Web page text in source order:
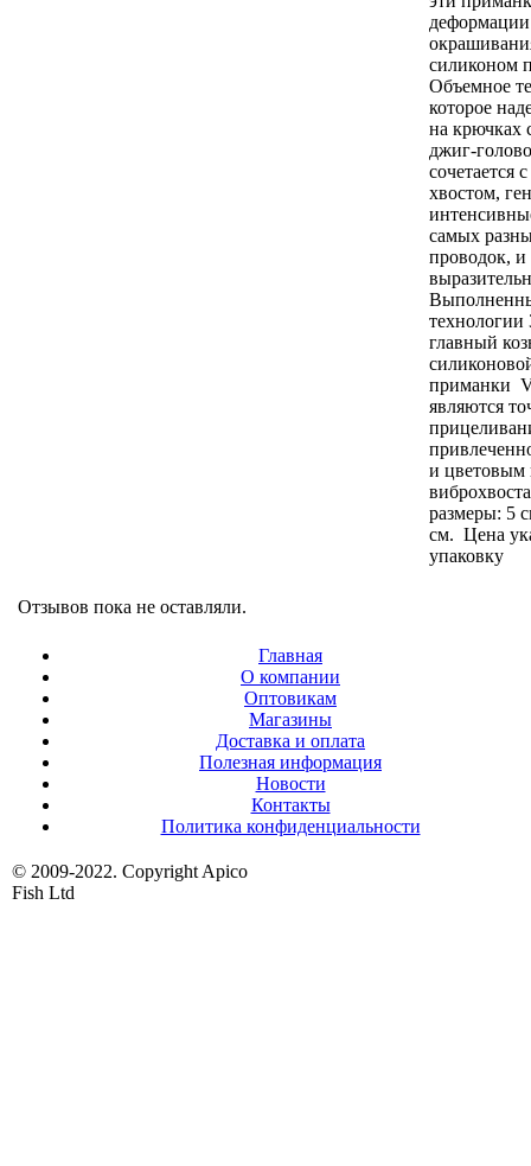
силиконом
Объемное
которое
на крючках
джиг-
сочетается
хвостом,
самых
проводок,
технологии
главный
приманки
являются
и цветовым
размеры: 5
см. Цена
упаковку
Отзывов пока не оставляли.
Главная
О компании
Оптовикам
Магазины
Доставка и оплата
Полезная информация
Новости
Контакты
Политика конфиденциальности
© 2009-2022. Copyright Apico
Fish Ltd